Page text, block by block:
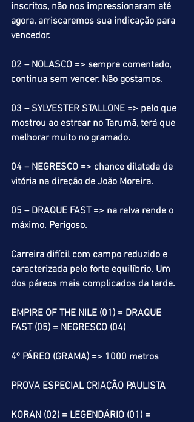
inscritos, não nos impressionaram até
agora, arriscaremos sua indicação para
vencedor.
02 – NOLASCO => sempre comentado,
continua sem vencer. Não gostamos.
03 – SYLVESTER STALLONE => pelo que
mostrou ao estrear no Tarumã, terá que
melhorar muito no gramado.
04 – NEGRESCO => chance dilatada de
vitória na direção de João Moreira.
05 – DRAQUE FAST => na relva rende o
máximo. Perigoso.
Carreira difícil com campo reduzido e
caracterizada pelo forte equilíbrio. Um
dos páreos mais complicados da tarde.
EMPIRE OF THE NILE (01) = DRAQUE
FAST (05) = NEGRESCO (04)
4º PÁREO (GRAMA) => 1000 metros
PROVA ESPECIAL CRIAÇÃO PAULISTA
KORAN (02) = LEGENDÁRIO (01) =